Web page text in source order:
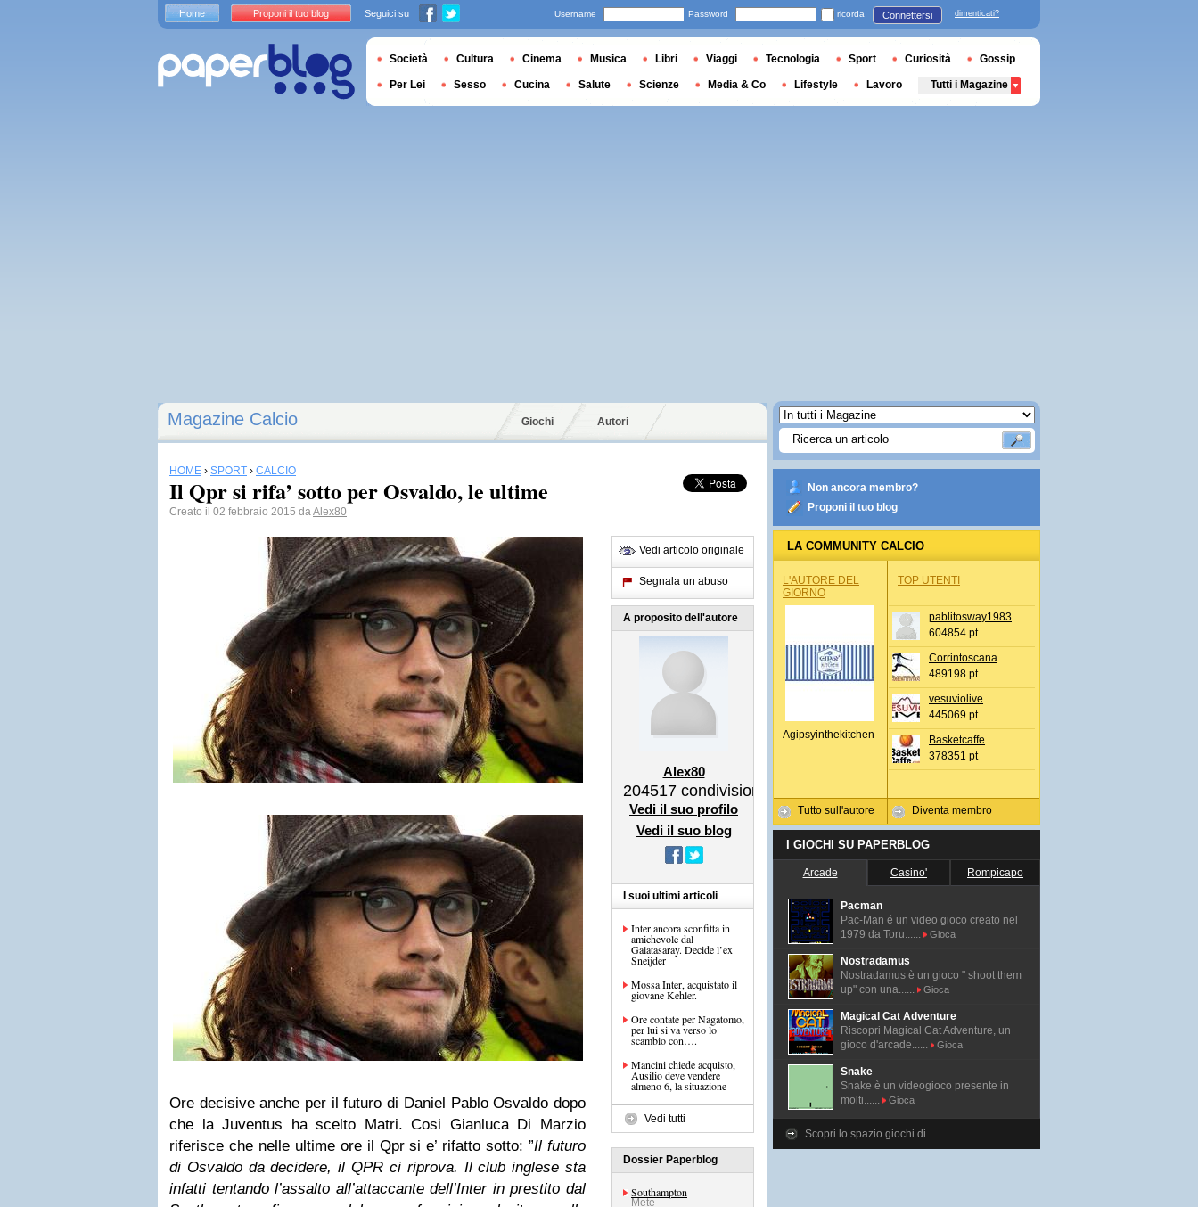
Magazine Calcio Giochi Autori
HOME › SPORT › CALCIO
Il Qpr si rifa’ sotto per Osvaldo, le ultime
Creato il 02 febbraio 2015 daAlex80
Ore decisive anche per il futuro di Daniel Pablo Osvaldo dopo
che la Juventus ha scelto Matri. Cosi Gianluca Di Marzio
riferisce che nelle ultime ore il Qpr si e’ rifatto sotto: ”Il futuro
di Osvaldo da decidere, il QPR ci riprova. Il club inglese sta
infatti tentando l’assalto all’attaccante dell’Inter in prestito dal
Vedi articolo originale
Segnala un abuso
A proposito dell'autore
Alex80
204517 condivisioni
Vedi il suo profilo
Vedi il suo blog
I suoi ultimi articoli
Inter ancora sconfitta in
amichevole dal
Galatasaray. Decide l’ex
Sneijder
Mossa Inter, acquistato il
giovane Kehler.
Ore contate per Nagatomo,
per lui si va verso lo
scambio con….
Mancini chiede acquisto,
Ausilio deve vendere
almeno 6, la situazione
Vedi tutti
Dossier Paperblog
Southampton
Mete
Non ancora membro?
Proponi il tuo blog
LA COMMUNITY CALCIO
L'AUTORE DEL
GIORNO
Agipsyinthekitchen
Tutto sull'autore
TOP UTENTI
pablitosway1983
604854 pt
Corrintoscana
489198 pt
vesuviolive
445069 pt
Basketcaffe
378351 pt
Diventa membro
I GIOCHI SU PAPERBLOG
Arcade Casino' Rompicapo
Pacman
Pac-Man é un video gioco creato nel
1979 da Toru......
Gioca
Nostradamus
Nostradamus è un gioco " shoot them
up" con una......
Gioca
Magical Cat Adventure
Riscopri Magical Cat Adventure, un
gioco d'arcade......
Gioca
Snake
Snake è un videogioco presente in
molti......
Gioca
Scopri lo spazio giochi di
Home Proponi il tuo blog Seguici su Username Password ricorda Connettersi dimenticati?
Società Cultura Cinema Musica Libri Viaggi Tecnologia Sport Curiosità Gossip
Per Lei Sesso Cucina Salute Scienze Media & Co Lifestyle Lavoro Tutti i Magazine